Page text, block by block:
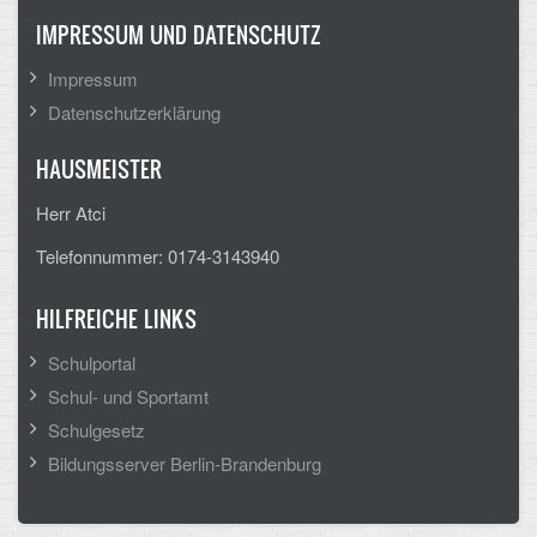
CLOUD
Lernraum Berlin
IMPRESSUM UND DATENSCHUTZ
Impressum
Datenschutzerklärung
HAUSMEISTER
Herr Atci
Telefonnummer: 0174-3143940
HILFREICHE LINKS
Schulportal
Schul- und Sportamt
Schulgesetz
Bildungsserver Berlin-Brandenburg